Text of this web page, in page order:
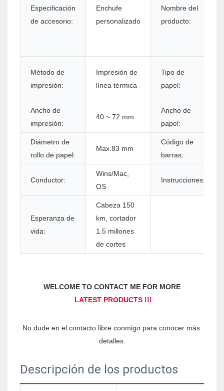
Especificación
de accesorio:
Enchufe
personalizado
Nombre del
producto:
Método de
impresión:
Impresión de
línea térmica
Tipo de
papel:
Ancho de
impresión:
40 ~ 72 mm
Ancho de
papel:
Diámetro de
rollo de papel:
Max.83 mm
Código de
barras:
Conductor:
Wins/Mac,
OS
Instrucciones:
Esperanza de
vida:
Cabeza 150
km, cortador
1.5 millones
de cortes
No dude en el contacto libre conmigo para conocer más
Descripción de los productos